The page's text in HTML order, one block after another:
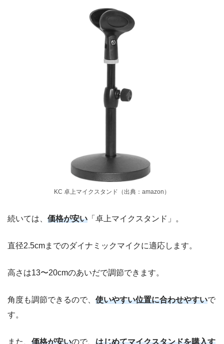
KC 卓上マイクスタンド（出典：amazon）
続いては、 価格が安い 「卓上マイクスタンド」。
直径2.5cmまでのダイナミックマイクに適応します。
高さは13〜20cmのあいだで調節できます。
角度も調節できるので、 使いやすい位置に合わせやすいで
す。
また、 価格が安いので、 はじめてマイクスタンドを購入す